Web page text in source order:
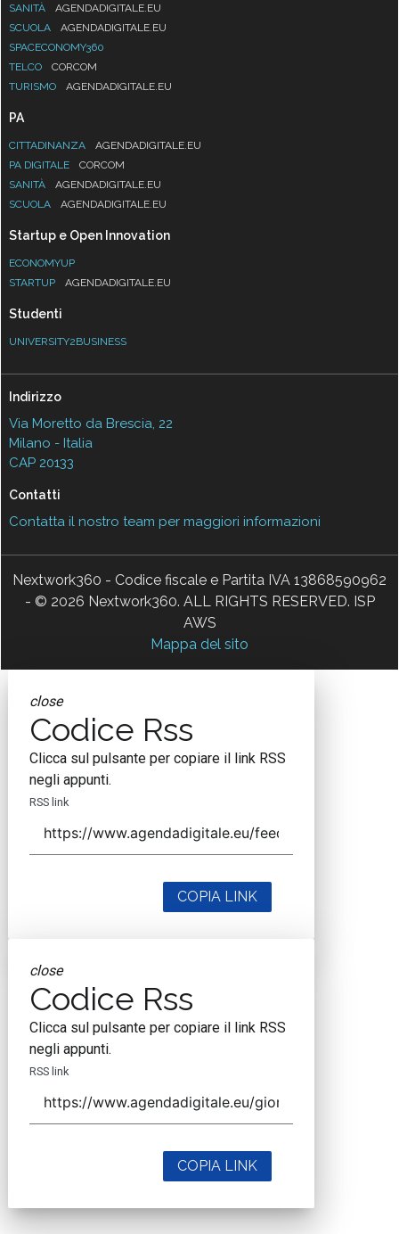
SANITÀ
AGENDADIGITALE.EU
SCUOLA
AGENDADIGITALE.EU
SPACECONOMY360
TELCO
CORCOM
TURISMO
AGENDADIGITALE.EU
PA
CITTADINANZA
AGENDADIGITALE.EU
PA DIGITALE
CORCOM
SANITÀ
AGENDADIGITALE.EU
SCUOLA
AGENDADIGITALE.EU
Startup e Open Innovation
ECONOMYUP
STARTUP
AGENDADIGITALE.EU
Studenti
UNIVERSITY2BUSINESS
Indirizzo
Via Moretto da Brescia, 22
Milano - Italia
CAP 20133
Contatti
Contatta il nostro team per maggiori informazioni
Nextwork360 - Codice fiscale e Partita IVA 13868590962
- © 2026 Nextwork360. ALL RIGHTS RESERVED. ISP
AWS
Mappa del sito
close
Codice Rss
Clicca sul pulsante per copiare il link RSS
negli appunti.
RSS link
COPIA LINK
close
Codice Rss
Clicca sul pulsante per copiare il link RSS
negli appunti.
RSS link
COPIA LINK